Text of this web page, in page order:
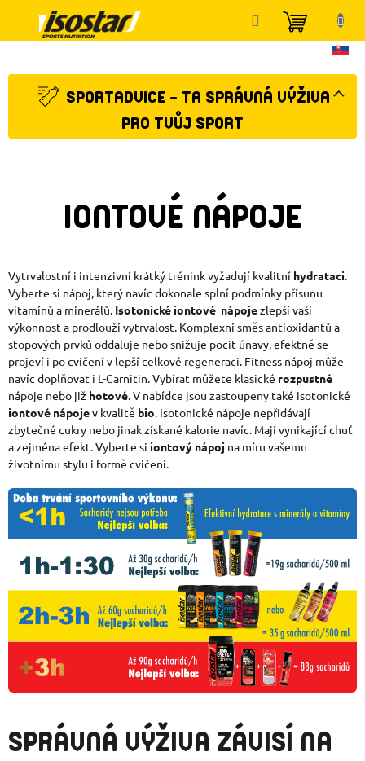
obsah
KOŠÍK
SPORTADVICE - TA SPRÁVNÁ VÝŽIVA
PRO TVŮJ SPORT
IONTOVÉ NÁPOJE
Vytrvalostní i intenzivní krátký trénink vyžadují kvalitní hydrataci.
Vyberte si nápoj, který navíc dokonale splní podmínky přísunu
vitamínů a minerálů. Isotonické iontové nápojezlepší vaši
výkonnost a prodlouží vytrvalost. Komplexní směs antioxidantů a
stopových prvků oddaluje nebo snižuje pocit únavy, efektně se
projeví i po cvičení v lepší celkové regeneraci. Fitness nápoj může
navíc doplňovat i L-Carnitin. Vybírat můžete klasické rozpustné
nápoje nebo již hotové. V nabídce jsou zastoupeny také isotonické
iontové nápojev kvalitě bio. Isotonické nápoje nepřidávají
zbytečné cukry nebo jinak získané kalorie navíc. Mají vynikající chuť
a zejména efekt. Vyberte si iontový nápoj na míru vašemu
životnímu stylu i formě cvičení.
SPRÁVNÁ VÝŽIVA ZÁVISÍ NA